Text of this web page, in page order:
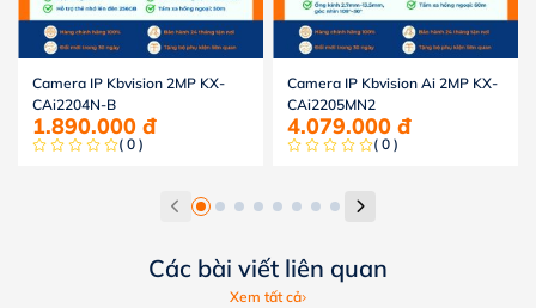
Camera IP Kbvision 2MP KX-
CAi2204N-B
1.890.000 đ
( 0 )
Camera IP Kbvision Ai 2MP KX-
CAi2205MN2
4.079.000 đ
( 0 )
Các bài viết liên quan
Xem tất cả